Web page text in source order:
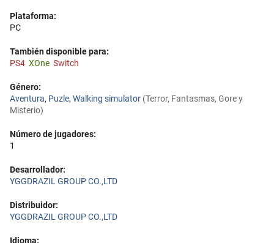
Plataforma:
PC
También disponible para:
PS4 XOne Switch
Género:
Aventura, Puzle, Walking simulator (Terror, Fantasmas, Gore y
Misterio)
Número de jugadores:
1
Desarrollador:
YGGDRAZIL GROUP CO.,LTD
Distribuidor:
YGGDRAZIL GROUP CO.,LTD
Idioma: